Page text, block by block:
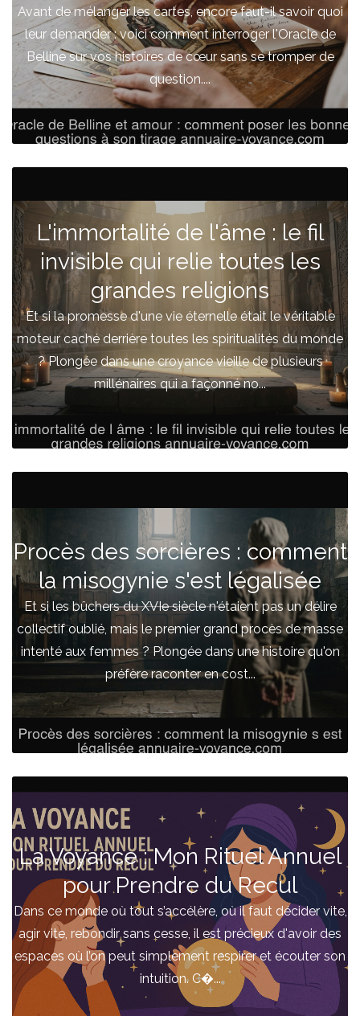
Avant de mélanger les cartes, encore faut-il savoir quoi
leur demander : voici comment interroger l'Oracle de
Belline sur vos histoires de cœur sans se tromper de
question....
L'immortalité de l'âme : le fil
invisible qui relie toutes les
grandes religions
Et si la promesse d'une vie éternelle était le véritable
moteur caché derrière toutes les spiritualités du monde
? Plongée dans une croyance vieille de plusieurs
millénaires qui a façonné no...
Procès des sorcières : comment
la misogynie s'est légalisée
Et si les bûchers du XVIe siècle n'étaient pas un délire
collectif oublié, mais le premier grand procès de masse
intenté aux femmes ? Plongée dans une histoire qu'on
préfère raconter en cost...
La Voyance : Mon Rituel Annuel
pour Prendre du Recul
Dans ce monde où tout s’accélère, où il faut décider vite,
agir vite, rebondir sans cesse, il est précieux d'avoir des
espaces où l’on peut simplement respirer et écouter son
intuition. C�...